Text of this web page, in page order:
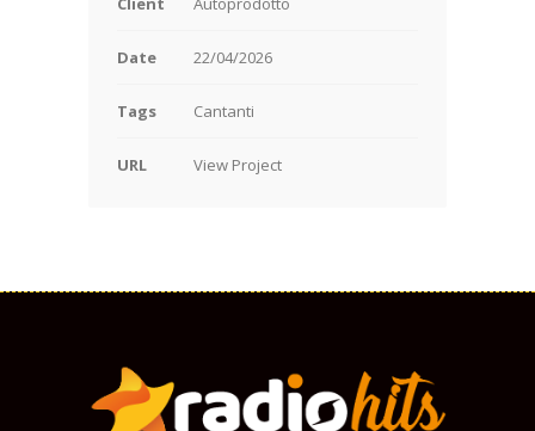
Date 22/04/2026
Tags Cantanti
URL View Project